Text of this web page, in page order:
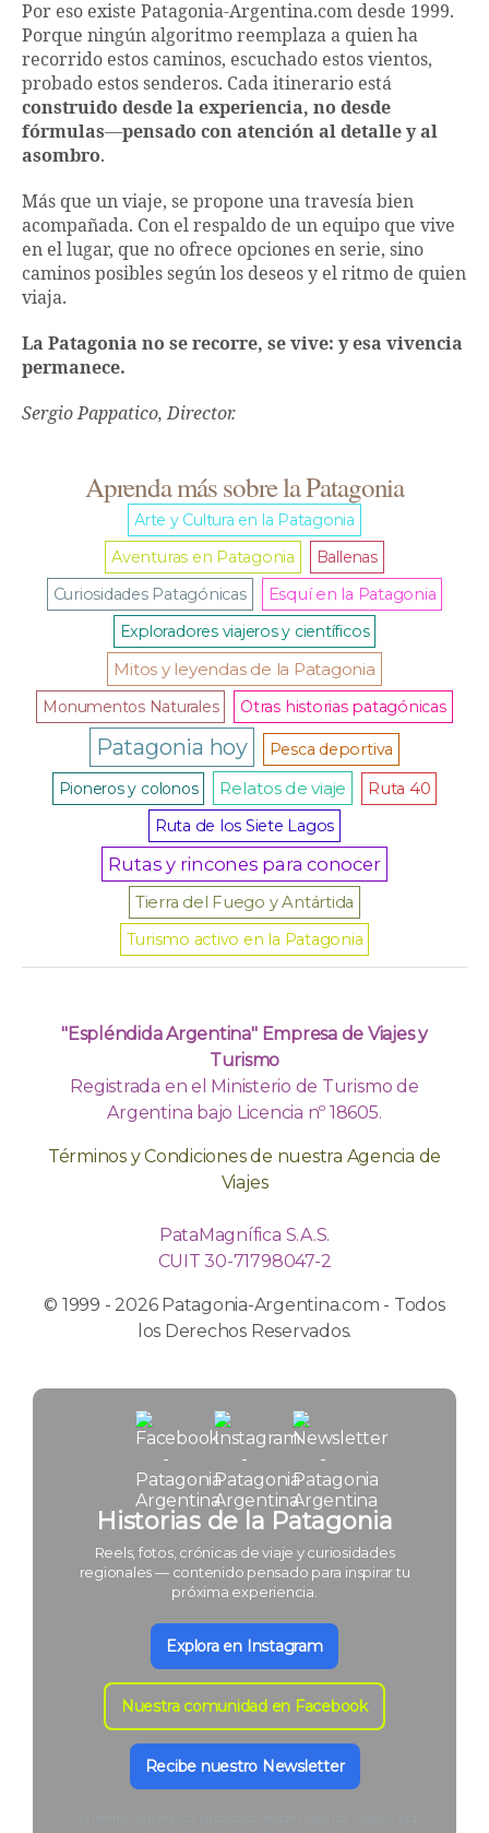
Por eso existe Patagonia-Argentina.com desde 1999.
Porque ningún algoritmo reemplaza a quien ha
recorrido estos caminos, escuchado estos vientos,
probado estos senderos. Cada itinerario está
construido desde la experiencia, no desde
fórmulas—pensado con atención al detalle y al
asombro.
Más que un viaje, se propone una travesía bien
acompañada. Con el respaldo de un equipo que vive
en el lugar, que no ofrece opciones en serie, sino
caminos posibles según los deseos y el ritmo de quien
viaja.
La Patagonia no se recorre, se vive: y esa vivencia
permanece.
Sergio Pappatico, Director.
Aprenda más sobre la Patagonia
Arte y Cultura en la Patagonia
Aventuras en Patagonia
Ballenas
Curiosidades Patagónicas
Esquí en la Patagonia
Exploradores viajeros y científicos
Mitos y leyendas de la Patagonia
Monumentos Naturales Otras historias patagónicas
Patagonia hoy
Pesca deportiva
Pioneros y colonos
Relatos de viaje
Ruta 40
Ruta de los Siete Lagos
Rutas y rincones para conocer
Tierra del Fuego y Antártida
Turismo activo en la Patagonia
"Espléndida Argentina" Empresa de Viajes y
Turismo
Registrada en el Ministerio de Turismo de
Argentina bajo Licencia nº 18605.
Términos y Condiciones de nuestra Agencia de
Viajes
PataMagnífica S.A.S.
CUIT 30-71798047-2
© 1999 - 2026 Patagonia-Argentina.com - Todos
los Derechos Reservados.
Historias de la Patagonia
Reels, fotos, crónicas de viaje y curiosidades
regionales — contenido pensado para inspirar tu
próxima experiencia.
Explora en Instagram
Nuestra comunidad en Facebook
Recibe nuestro Newsletter